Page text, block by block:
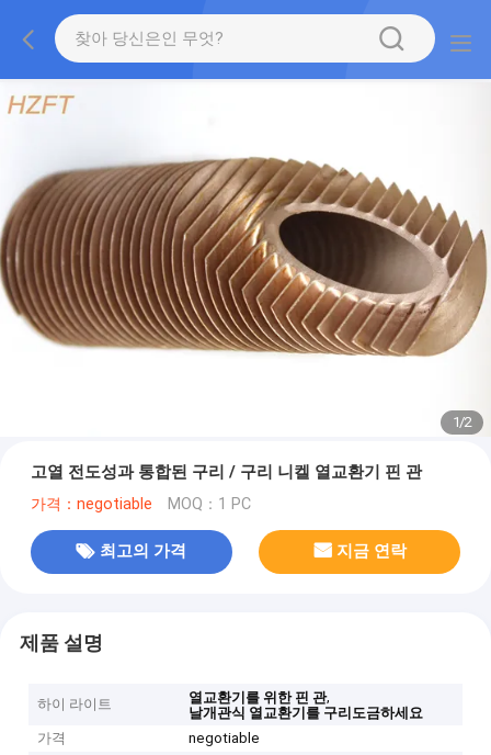
1/2
고열 전도성과 통합된 구리 / 구리 니켈 열교환기 핀 관
가격：negotiable MOQ：1 PC
최고의 가격 지금 연락
제품 설명
하이 라이트 열교환기를 위한 핀 관,
날개관식 열교환기를 구리도금하세요
가격
negotiable